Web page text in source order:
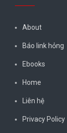
About
Báo link hỏng
Ebooks
Home
Liên hệ
Privacy Policy